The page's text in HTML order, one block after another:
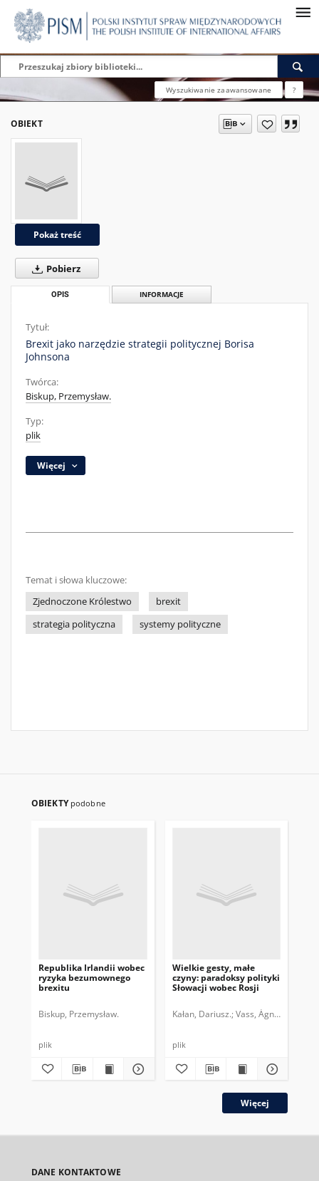
Wyszukiwanie zaawansowane ?
OBIEKT
Pokaż treść
Pobierz
OPIS INFORMACJE
Tytuł:
Brexit jako narzędzie strategii politycznej Borisa
Johnsona
Twórca:
Biskup, Przemysław.
Typ:
plik
Więcej
Temat i słowa kluczowe:
Zjednoczone Królestwo
brexit
strategia polityczna
systemy polityczne
OBIEKTY podobne
Republika Irlandii wobec
ryzyka bezumownego
brexitu
Biskup, Przemysław.
plik
Wielkie gesty, małe
czyny: paradoksy polityki
Słowacji wobec Rosji
Kałan, Dariusz. Vass, Ágnes.
plik
Więcej
DANE KONTAKTOWE